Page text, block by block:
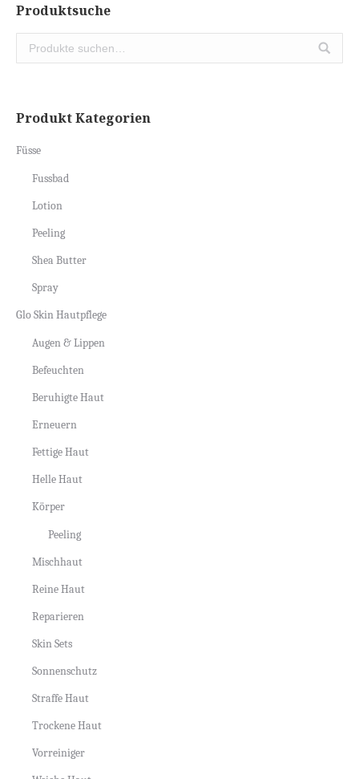
Produktsuche
Produkt Kategorien
Füsse
Fussbad
Lotion
Peeling
Shea Butter
Spray
Glo Skin Hautpflege
Augen & Lippen
Befeuchten
Beruhigte Haut
Erneuern
Fettige Haut
Helle Haut
Körper
Peeling
Mischhaut
Reine Haut
Reparieren
Skin Sets
Sonnenschutz
Straffe Haut
Trockene Haut
Vorreiniger